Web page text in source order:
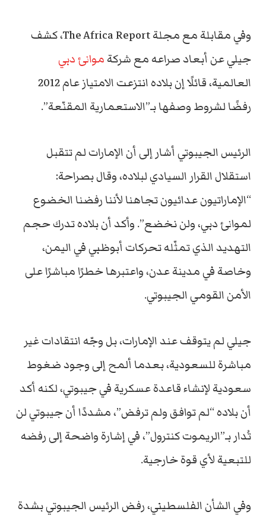
وفي مقابلة مع مجلة The Africa Report، كشف
جيلي عن أبعاد صراعه مع شركةموانئ دبي
العالمية، قائلًا إن بلاده انتزعت الامتياز عام 2012
رفضًا لشروط وصفها بـ”الاستعمارية المقنّعة”.
الرئيس الجيبوتي أشار إلى أن الإمارات لم تتقبل
استقلال القرار السيادي لبلاده، وقال بصراحة:
“الإماراتيون عدائيون تجاهنا لأننا رفضنا الخضوع
لموانئ دبي، ولن نخضع”. وأكد أن بلاده تدرك حجم
التهديد الذي تمثّله تحركات أبوظبي في اليمن،
وخاصة في مدينة عدن، واعتبرها خطرًا مباشرًا على
الأمن القومي الجيبوتي.
جيلي لم يتوقف عند الإمارات، بل وجّه انتقادات غير
مباشرة للسعودية، بعدما ألمح إلى وجود ضغوط
سعودية لإنشاء قاعدة عسكرية في جيبوتي، لكنه أكد
أن بلاده “لم توافق ولم ترفض”، مشددًا أن جيبوتي لن
تُدار بـ”الريموت كنترول”، في إشارة واضحة إلى رفضه
للتبعية لأي قوة خارجية.
وفي الشأن الفلسطيني، رفض الرئيس الجيبوتي بشدة